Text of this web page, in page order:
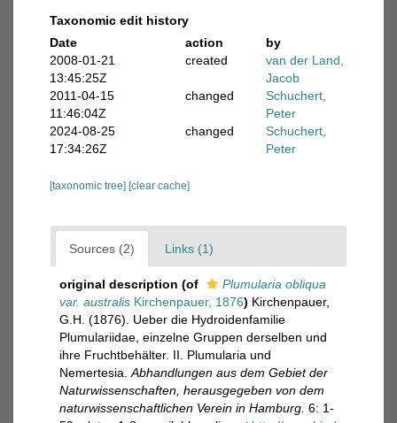
Taxonomic edit history
Date
action
by
2008-01-21
13:45:25Z
created
van der Land,
Jacob
2011-04-15
11:46:04Z
changed
Schuchert,
Peter
2024-08-25
17:34:26Z
changed
Schuchert,
Peter
[taxonomic tree] [clear cache]
Sources (2) Links (1)
original description (of
Plumularia obliqua
var. australis Kirchenpauer, 1876) Kirchenpauer,
G.H. (1876). Ueber die Hydroidenfamilie
Plumulariidae, einzelne Gruppen derselben und
ihre Fruchtbehälter. II. Plumularia und
Nemertesia. Abhandlungen aus dem Gebiet der
Naturwissenschaften, herausgegeben von dem
naturwissenschaftlichen Verein in Hamburg. 6: 1-